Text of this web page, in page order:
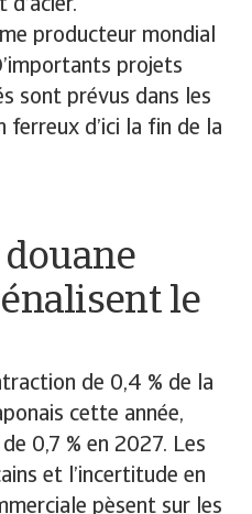
producteur mondial
projets
sont prévus dans les
d’ici la fin de la
le
de 0,4 % de la
cette année,
0,7 % en 2027. Les
et l’incertitude en
pèsent sur les